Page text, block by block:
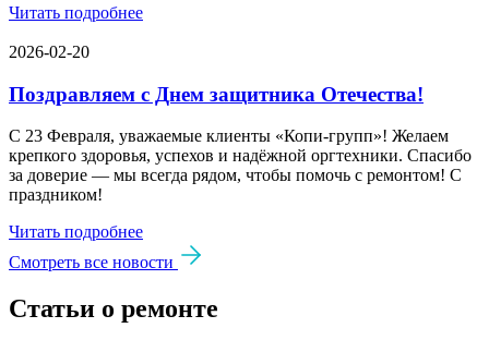
Читать подробнее
2026-02-20
Поздравляем с Днем защитника Отечества!
С 23 Февраля, уважаемые клиенты «Копи‑групп»! Желаем
крепкого здоровья, успехов и надёжной оргтехники. Спасибо
за доверие — мы всегда рядом, чтобы помочь с ремонтом! С
праздником!
Читать подробнее
Смотреть все новости
Статьи о ремонте